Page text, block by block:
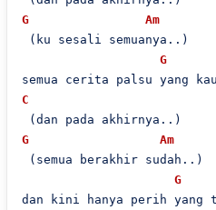
G
Am
(ku sesali semuanya..)
G
C
G
Am
(semua berakhir sudah..)
G
dan kini hanya perih yang